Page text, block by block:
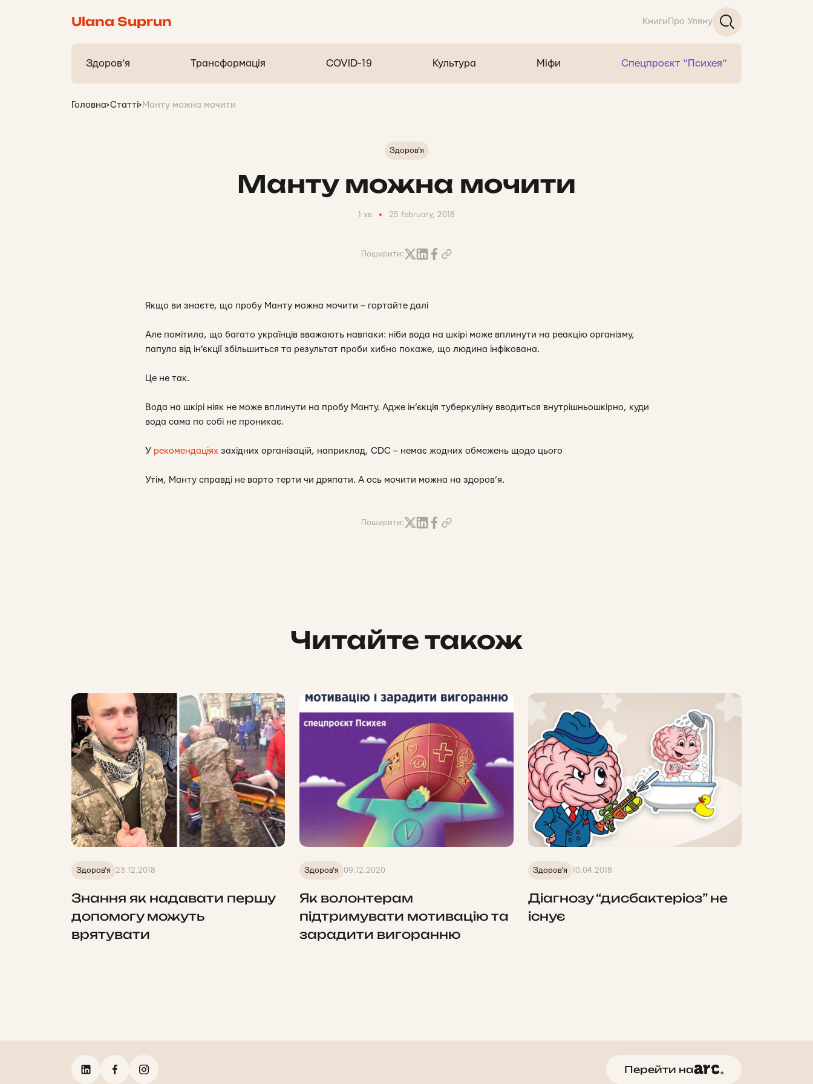
Ulana Suprun Книги Про Уляну
Здоров’я Трансформація COVID-19 Культура Міфи Спецпроєкт “Психея”
Головна>Статті> Манту можна мочити
Здоров'я
Манту можна мочити
1 хв 25 february, 2018
Поширити:
Якщо ви знаєте, що пробу Манту можна мочити – гортайте далі
Але помітила, що багато українців вважають навпаки: ніби вода на шкірі може вплинути на реакцію організму,
папула від ін’єкції збільшиться та результат проби хибно покаже, що людина інфікована.
Це не так.
Вода на шкірі ніяк не може вплинути на пробу Манту. Адже ін’єкція туберкуліну вводиться внутрішньошкірно, куди
вода сама по собі не проникає.
У рекомендаціях західних організацій, наприклад, CDC – немає жодних обмежень щодо цього
Утім, Манту справді не варто терти чи дряпати. А ось мочити можна на здоров’я.
Поширити:
Читайте також
Здоров'я 23.12.2018
Знання як надавати першу
допомогу можуть
врятувати
Здоров'я 09.12.2020
Як волонтерам
підтримувати мотивацію та
зарадити вигоранню
Здоров'я 10.04.2018
Діагнозу “дисбактеріоз” не
існує
Перейти на